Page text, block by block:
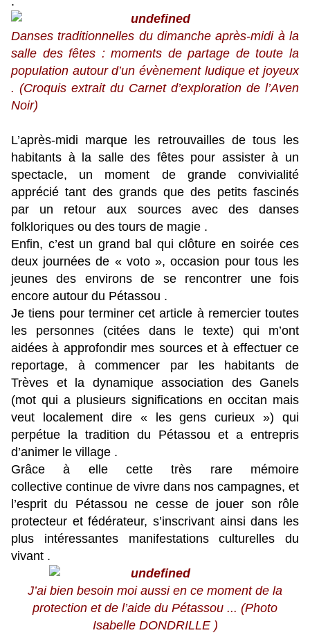
Danses traditionnelles du dimanche après-midi à la
salle des fêtes : moments de partage de toute la
population autour d’un évènement ludique et joyeux
. (Croquis extrait du Carnet d’exploration de l’Aven
Noir)
L’après-midi marque les retrouvailles de tous les
habitants à la salle des fêtes pour assister à un
spectacle, un moment de grande convivialité
apprécié tant des grands que des petits fascinés
par un retour aux sources avec des danses
folkloriques ou des tours de magie .
Enfin, c’est un grand bal qui clôture en soirée ces
deux journées de « voto », occasion pour tous les
jeunes des environs de se rencontrer une fois
encore autour du Pétassou .
Je tiens pour terminer cet article à remercier toutes
les personnes (citées dans le texte) qui m’ont
aidées à approfondir mes sources et à effectuer ce
reportage, à commencer par les habitants de
Trèves et la dynamique association des Ganels
(mot qui a plusieurs significations en occitan mais
veut localement dire « les gens curieux ») qui
perpétue la tradition du Pétassou et a entrepris
d’animer le village .
Grâce à elle cette très rare mémoire
collective continue de vivre dans nos campagnes, et
l’esprit du Pétassou ne cesse de jouer son rôle
protecteur et fédérateur, s’inscrivant ainsi dans les
plus intéressantes manifestations culturelles du
vivant .
J’ai bien besoin moi aussi en ce moment de la
protection et de l’aide du Pétassou ... (Photo
Isabelle DONDRILLE )